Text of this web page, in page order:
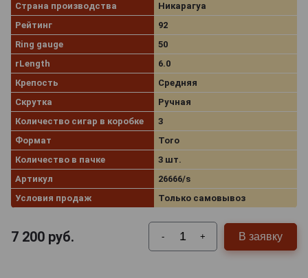
Страна производства
Никарагуа
Рейтинг
92
Ring gauge
50
rLength
6.0
Крепость
Средняя
Скрутка
Ручная
Количество сигар в коробке
3
Формат
Toro
Количество в пачке
3 шт.
Артикул
26666/s
Условия продаж
Только самовывоз
7 200 руб. - + В заявку